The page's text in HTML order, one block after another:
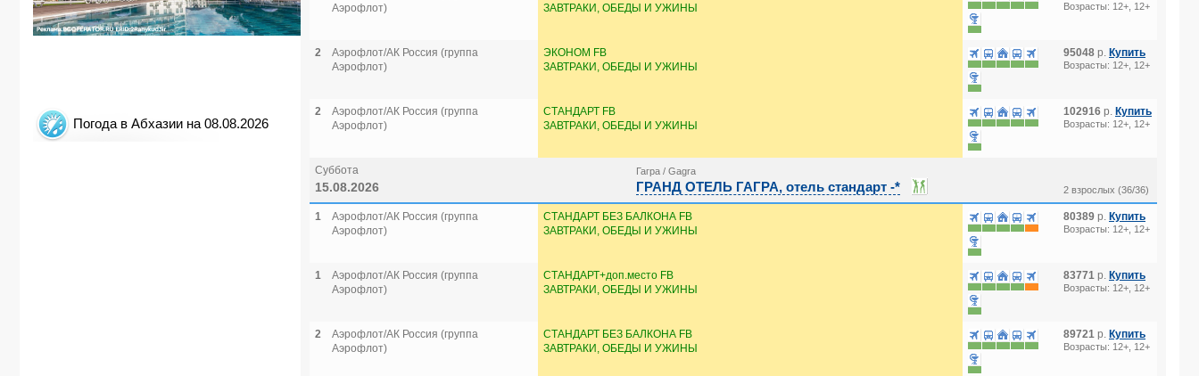
Погода в Абхазии на 08.08.2026
Аэрофлот)
ЗАВТРАКИ, ОБЕДЫ И УЖИНЫ
Возрасты: 12+, 12+
2
Аэрофлот/АК Россия (группа
Аэрофлот)
ЭКОНОМ FB
ЗАВТРАКИ, ОБЕДЫ И УЖИНЫ
95048 р. Купить
Возрасты: 12+, 12+
2
Аэрофлот/АК Россия (группа
Аэрофлот)
СТАНДАРТ FB
ЗАВТРАКИ, ОБЕДЫ И УЖИНЫ
102916 р. Купить
Возрасты: 12+, 12+
Суббота
15.08.2026
Гагра / Gagra
ГРАНД ОТЕЛЬ ГАГРА, отель стандарт -* 2 взрослых (36/36)
1
Аэрофлот/АК Россия (группа
Аэрофлот)
СТАНДАРТ БЕЗ БАЛКОНА FB
ЗАВТРАКИ, ОБЕДЫ И УЖИНЫ
80389 р. Купить
Возрасты: 12+, 12+
1
Аэрофлот/АК Россия (группа
Аэрофлот)
СТАНДАРТ+доп.место FB
ЗАВТРАКИ, ОБЕДЫ И УЖИНЫ
83771 р. Купить
Возрасты: 12+, 12+
2
Аэрофлот/АК Россия (группа
Аэрофлот)
СТАНДАРТ БЕЗ БАЛКОНА FB
ЗАВТРАКИ, ОБЕДЫ И УЖИНЫ
89721 р. Купить
Возрасты: 12+, 12+